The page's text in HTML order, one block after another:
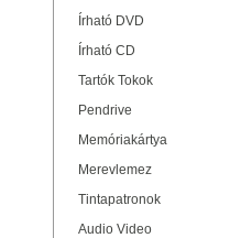
Írható DVD
Írható CD
Tartók Tokok
Pendrive
Memóriakártya
Merevlemez
Tintapatronok
Audio Video